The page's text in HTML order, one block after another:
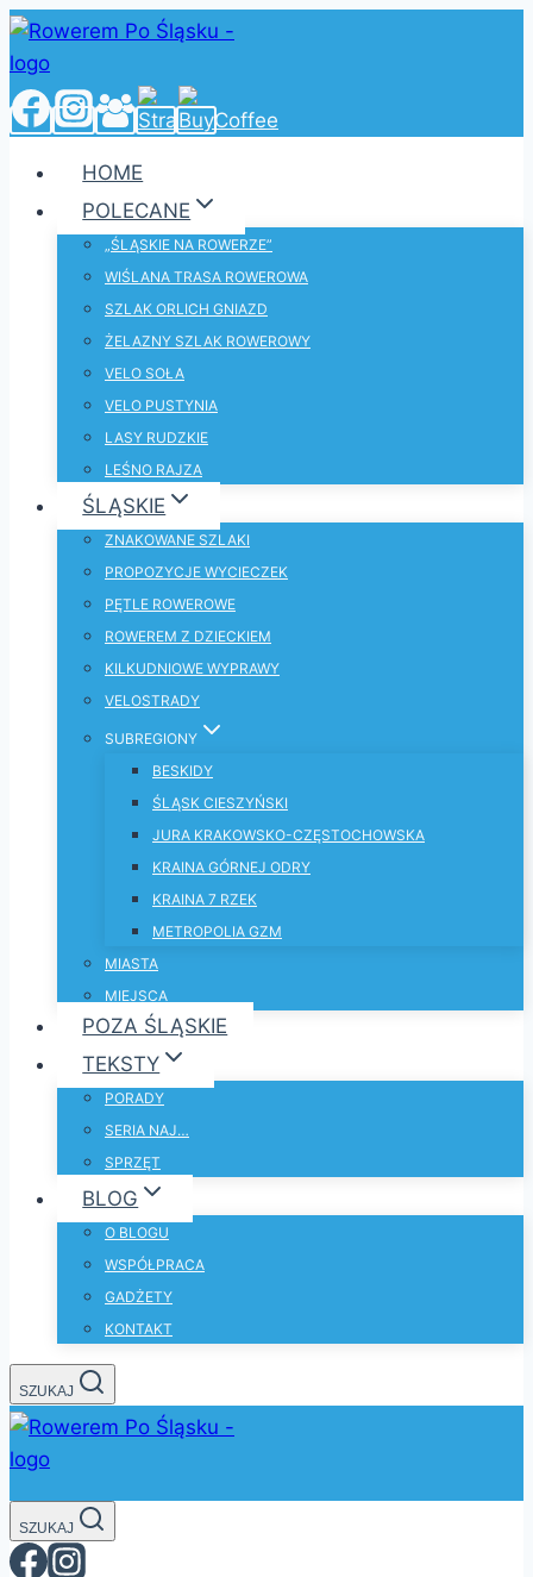
Przejdź
do
treści
HOME
POLECANE
„ŚLĄSKIE NA ROWERZE”
WIŚLANA TRASA ROWEROWA
SZLAK ORLICH GNIAZD
ŻELAZNY SZLAK ROWEROWY
VELO SOŁA
VELO PUSTYNIA
LASY RUDZKIE
LEŚNO RAJZA
ŚLĄSKIE
ZNAKOWANE SZLAKI
PROPOZYCJE WYCIECZEK
PĘTLE ROWEROWE
ROWEREM Z DZIECKIEM
KILKUDNIOWE WYPRAWY
VELOSTRADY
SUBREGIONY
BESKIDY
ŚLĄSK CIESZYŃSKI
JURA KRAKOWSKO-CZĘSTOCHOWSKA
KRAINA GÓRNEJ ODRY
KRAINA 7 RZEK
METROPOLIA GZM
MIASTA
MIEJSCA
POZA ŚLĄSKIE
TEKSTY
PORADY
SERIA NAJ…
SPRZĘT
BLOG
O BLOGU
WSPÓŁPRACA
GADŻETY
KONTAKT
SZUKAJ
SZUKAJ